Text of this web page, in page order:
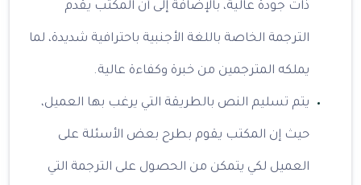
ذات جودة عالية، بالإضافة إلى أن المكتب يقدم
الترجمة الخاصة باللغة الأجنبية باحترافية شديدة، لما
يملكه المترجمين من خبرة وكفاءة عالية.
يتم تسليم النص بالطريقة التي يرغب بها العميل،
حيث إن المكتب يقوم بطرح بعض الأسئلة على
العميل لكي يتمكن من الحصول على الترجمة التي